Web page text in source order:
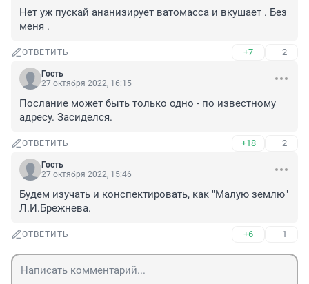
Нет уж пускай ананизирует ватомасса и вкушает . Без
меня .
ОТВЕТИТЬ +7 –2
Гость
27 октября 2022, 16:15
Послание может быть только одно - по известному
адресу. Засиделся.
ОТВЕТИТЬ +18 –2
Гость
27 октября 2022, 15:46
Будем изучать и конспектировать, как "Малую землю"
Л.И.Брежнева.
ОТВЕТИТЬ +6 –1